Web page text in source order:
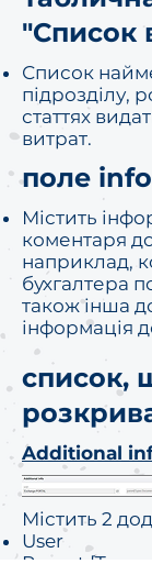
"Список
Список
підрозділу,
статтях
витрат.
поле info
Містить
коментаря
наприклад,
бухгалтера
також інша
інформація
список,
Additional
Містить 2
User
Parent